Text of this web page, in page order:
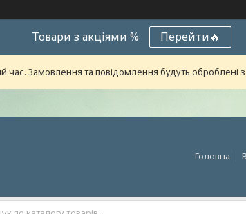
Товари з акціями % Перейти🔥
час. Замовлення та повідомлення будуть оброблені
Головна